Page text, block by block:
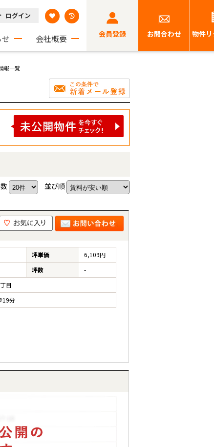
ログイン
会社概要 会員登録 お問合わせ 物件
報一覧
並び順
坪単価
6,109円
坪数
-
目
19分